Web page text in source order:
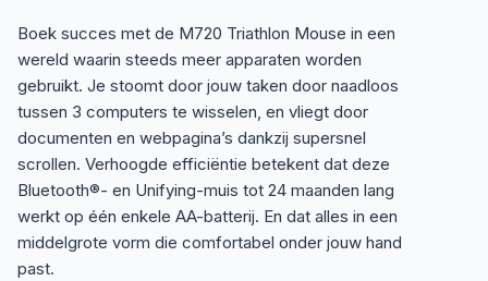
Boek succes met de M720 Triathlon Mouse in een
wereld waarin steeds meer apparaten worden
gebruikt. Je stoomt door jouw taken door naadloos
tussen 3 computers te wisselen, en vliegt door
documenten en webpagina’s dankzij supersnel
scrollen. Verhoogde efficiëntie betekent dat deze
Bluetooth®- en Unifying-muis tot 24 maanden lang
werkt op één enkele AA-batterij. En dat alles in een
middelgrote vorm die comfortabel onder jouw hand
past.